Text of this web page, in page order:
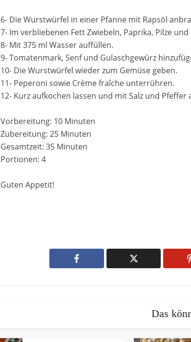
6- Die Wurstwürfel in einer Pfanne mit Rapsöl
7- Im verbliebenen Fett Zwiebeln, Paprika, Pilze
8- Mit 375 ml Wasser auffüllen.
9- Tomatenmark, Senf und Gulaschgewürz
10- Die Wurstwürfel wieder zum Gemüse geben.
11- Peperoni sowie Crème fraîche unterrühren.
12- Kurz aufkochen lassen und mit Salz und Pfeffer
Vorbereitung: 10 Minuten
Zubereitung: 25 Minuten
Gesamtzeit: 35 Minuten
Portionen: 4
Guten Appetit!
Das